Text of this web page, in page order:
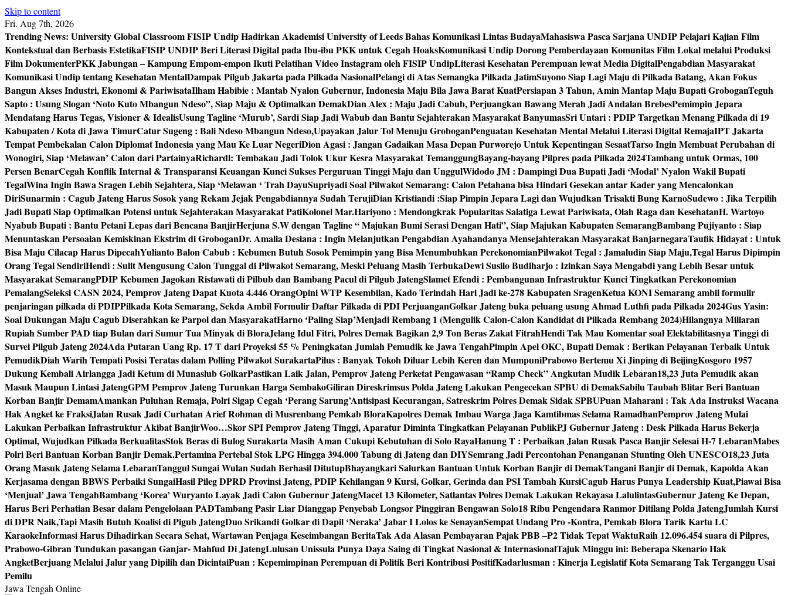
Skip to content
Fri. Aug 7th, 2026
Trending News: University Global Classroom FISIP Undip Hadirkan Akademisi University of Leeds Bahas Komunikasi Lintas BudayaMahasiswa Pasca Sarjana UNDIP Pelajari Kajian Film
Kontekstual dan Berbasis EstetikaFISIP UNDIP Beri Literasi Digital pada Ibu-ibu PKK untuk Cegah HoaksKomunikasi Undip Dorong Pemberdayaan Komunitas Film Lokal melalui Produksi
Film DokumenterPKK Jabungan – Kampung Empom-empon Ikuti Pelatihan Video Instagram oleh FISIP UndipLiterasi Kesehatan Perempuan lewat Media DigitalPengabdian Masyarakat
Komunikasi Undip tentang Kesehatan MentalDampak Pilgub Jakarta pada Pilkada NasionalPelangi di Atas Semangka Pilkada JatimSuyono Siap Lagi Maju di Pilkada Batang, Akan Fokus
Bangun Akses Industri, Ekonomi & PariwisataIlham Habibie : Mantab Nyalon Gubernur, Indonesia Maju Bila Jawa Barat KuatPersiapan 3 Tahun, Amin Mantap Maju Bupati GroboganTeguh
Sapto : Usung Slogan ‘Noto Kuto Mbangun Ndeso”, Siap Maju & Optimalkan DemakDian Alex : Maju Jadi Cabub, Perjuangkan Bawang Merah Jadi Andalan BrebesPemimpin Jepara
Mendatang Harus Tegas, Visioner & IdealisUsung Tagline ‘Murub’, Sardi Siap Jadi Wabub dan Bantu Sejahterakan Masyarakat BanyumasSri Untari : PDIP Targetkan Menang Pilkada di 19
Kabupaten / Kota di Jawa TimurCatur Sugeng : Bali Ndeso Mbangun Ndeso,Upayakan Jalur Tol Menuju GroboganPenguatan Kesehatan Mental Melalui Literasi Digital RemajaIPT Jakarta
Tempat Pembekalan Calon Diplomat Indonesia yang Mau Ke Luar NegeriDion Agasi : Jangan Gadaikan Masa Depan Purworejo Untuk Kepentingan SesaatTarso Ingin Membuat Perubahan di
Wonogiri, Siap ‘Melawan’ Calon dari PartainyaRichardl: Tembakau Jadi Tolok Ukur Kesra Masyarakat TemanggungBayang-bayang Pilpres pada Pilkada 2024Tambang untuk Ormas, 100
Persen BenarCegah Konflik Internal & Transparansi Keuangan Kunci Sukses Perguruan Tinggi Maju dan UnggulWidodo JM : Dampingi Dua Bupati Jadi ‘Modal’ Nyalon Wakil Bupati
TegalWina Ingin Bawa Sragen Lebih Sejahtera, Siap ‘Melawan ‘ Trah DayuSupriyadi Soal Pilwakot Semarang: Calon Petahana bisa Hindari Gesekan antar Kader yang Mencalonkan
DiriSunarmin : Cagub Jateng Harus Sosok yang Rekam Jejak Pengabdiannya Sudah TerujiDian Kristiandi :Siap Pimpin Jepara Lagi dan Wujudkan Trisakti Bung KarnoSudewo : Jika Terpilih
Jadi Bupati Siap Optimalkan Potensi untuk Sejahterakan Masyarakat PatiKolonel Mar.Hariyono : Mendongkrak Popularitas Salatiga Lewat Pariwisata, Olah Raga dan KesehatanH. Wartoyo
Nyabub Bupati : Bantu Petani Lepas dari Bencana BanjirHerjuna S.W dengan Tagline “ Majukan Bumi Serasi Dengan Hati”, Siap Majukan Kabupaten SemarangBambang Pujiyanto : Siap
Menuntaskan Persoalan Kemiskinan Ekstrim di GroboganDr. Amalia Desiana : Ingin Melanjutkan Pengabdian Ayahandanya Mensejahterakan Masyarakat BanjarnegaraTaufik Hidayat : Untuk
Bisa Maju Cilacap Harus DipecahYulianto Balon Cabub : Kebumen Butuh Sosok Pemimpin yang Bisa Menumbuhkan PerekonomianPilwakot Tegal : Jamaludin Siap Maju,Tegal Harus Dipimpin
Orang Tegal SendiriHendi : Sulit Mengusung Calon Tunggal di Pilwakot Semarang, Meski Peluang Masih TerbukaDewi Susilo Budiharjo : Izinkan Saya Mengabdi yang Lebih Besar untuk
Masyarakat SemarangPDIP Kebumen Jagokan Ristawati di Pilbub dan Bambang Pacul di Pilgub JatengSlamet Efendi : Pembangunan Infrastruktur Kunci Tingkatkan Perekonomian
PemalangSeleksi CASN 2024, Pemprov Jateng Dapat Kuota 4.446 OrangOpini WTP Kesembilan, Kado Terindah Hari Jadi ke-278 Kabupaten SragenKetua KONI Semarang ambil formulir
penjaringan pilkada di PDIPPilkada Kota Semarang, Sekda Ambil Formulir Daftar Pilkada di PDI PerjuanganGolkar Jateng buka peluang usung Ahmad Luthfi pada Pilkada 2024Gus Yasin:
Soal Dukungan Maju Cagub Diserahkan ke Parpol dan MasyarakatHarno ‘Paling Siap’Menjadi Rembang 1 (Mengulik Calon-Calon Kandidat di Pilkada Rembang 2024)Hilangnya Miliaran
Rupiah Sumber PAD tiap Bulan dari Sumur Tua Minyak di BloraJelang Idul Fitri, Polres Demak Bagikan 2,9 Ton Beras Zakat FitrahHendi Tak Mau Komentar soal Elektabilitasnya Tinggi di
Survei Pilgub Jateng 2024Ada Putaran Uang Rp. 17 T dari Proyeksi 55 % Peningkatan Jumlah Pemudik ke Jawa TengahPimpin Apel OKC, Bupati Demak : Berikan Pelayanan Terbaik Untuk
PemudikDiah Warih Tempati Posisi Teratas dalam Polling Pilwakot SurakartaPilus : Banyak Tokoh Diluar Lebih Keren dan MumpuniPrabowo Bertemu Xi Jinping di BeijingKosgoro 1957
Dukung Kembali Airlangga Jadi Ketum di Munaslub GolkarPastikan Laik Jalan, Pemprov Jateng Perketat Pengawasan “Ramp Check” Angkutan Mudik Lebaran18,23 Juta Pemudik akan
Masuk Maupun Lintasi JatengGPM Pemprov Jateng Turunkan Harga SembakoGiliran Direskrimsus Polda Jateng Lakukan Pengecekan SPBU di DemakSabilu Taubah Blitar Beri Bantuan
Korban Banjir DemamAmankan Puluhan Remaja, Polri Sigap Cegah ‘Perang Sarung’Antisipasi Kecurangan, Satreskrim Polres Demak Sidak SPBUPuan Maharani : Tak Ada Instruksi Wacana
Hak Angket ke FraksiJalan Rusak Jadi Curhatan Arief Rohman di Musrenbang Pemkab BloraKapolres Demak Imbau Warga Jaga Kamtibmas Selama RamadhanPemprov Jateng Mulai
Lakukan Perbaikan Infrastruktur Akibat BanjirWoo…Skor SPI Pemprov Jateng Tinggi, Aparatur Diminta Tingkatkan Pelayanan PublikPJ Gubernur Jateng : Desk Pilkada Harus Bekerja
Optimal, Wujudkan Pilkada BerkualitasStok Beras di Bulog Surakarta Masih Aman Cukupi Kebutuhan di Solo RayaHanung T : Perbaikan Jalan Rusak Pasca Banjir Selesai H-7 LebaranMabes
Polri Beri Bantuan Korban Banjir Demak.Pertamina Pertebal Stok LPG Hingga 394.000 Tabung di Jateng dan DIYSemrang Jadi Percontohan Penanganan Stunting Oleh UNESCO18,23 Juta
Orang Masuk Jateng Selama LebaranTanggul Sungai Wulan Sudah Berhasil DitutupBhayangkari Salurkan Bantuan Untuk Korban Banjir di DemakTangani Banjir di Demak, Kapolda Akan
Kerjasama dengan BBWS Perbaiki SungaiHasil Pileg DPRD Provinsi Jateng, PDIP Kehilangan 9 Kursi, Golkar, Gerinda dan PSI Tambah KursiCagub Harus Punya Leadership Kuat,Piawai Bisa
‘Menjual’ Jawa TengahBambang ‘Korea’ Wuryanto Layak Jadi Calon Gubernur JatengMacet 13 Kilometer, Satlantas Polres Demak Lakukan Rekayasa LalulintasGubernur Jateng Ke Depan,
Harus Beri Perhatian Besar dalam Pengelolaan PADTambang Pasir Liar Dianggap Penyebab Longsor Pinggiran Bengawan Solo18 Ribu Pengendara Ranmor Ditilang Polda JatengJumlah Kursi
di DPR Naik,Tapi Masih Butuh Koalisi di Pigub JatengDuo Srikandi Golkar di Dapil ‘Neraka’ Jabar I Lolos ke SenayanSempat Undang Pro -Kontra, Pemkab Blora Tarik Kartu LC
KaraokeInformasi Harus Dihadirkan Secara Sehat, Wartawan Penjaga Keseimbangan BeritaTak Ada Alasan Pembayaran Pajak PBB –P2 Tidak Tepat WaktuRaih 12.096.454 suara di Pilpres,
Prabowo-Gibran Tundukan pasangan Ganjar- Mahfud Di JatengLulusan Unissula Punya Daya Saing di Tingkat Nasional & InternasionalTajuk Minggu ini: Beberapa Skenario Hak
AngketBerjuang Melalui Jalur yang Dipilih dan DicintaiPuan : Kepemimpinan Perempuan di Politik Beri Kontribusi PositifKadarlusman : Kinerja Legislatif Kota Semarang Tak Terganggu Usai
Pemilu
Jawa Tengah Online